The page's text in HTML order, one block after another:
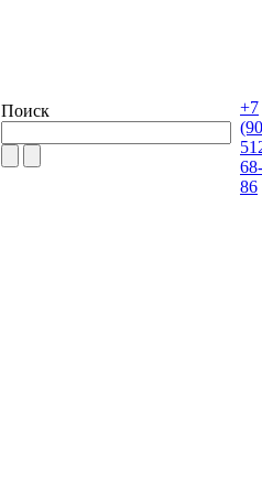
Поиск
+7
68-
86